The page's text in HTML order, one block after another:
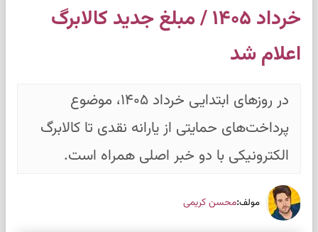
خرداد ۱۴۰۵ / مبلغ جدید کالابرگ
اعلام شد
در روزهای ابتدایی خرداد ۱۴۰۵، موضوع
پرداخت‌های حمایتی از یارانه نقدی تا کالابرگ
الکترونیکی با دو خبر اصلی همراه است.
مولف:محسن کریمی